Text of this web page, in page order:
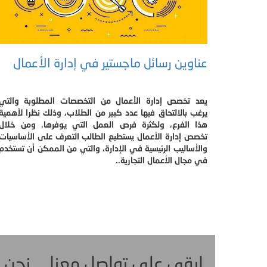
عناوين رسائل ماجستير في إدارة الأعمال
يعد تخصص إدارة الأعمال من التخصصات المطلوبة
يرغب بالالتحاق فيها عدد كبير من الطلاب، وذلك نظرا
هذا الفرع، ولكثرة فرص العمل التي يوفرها. ومن
تخصص إدارة الأعمال يستطيع الطالب التعرف على
والأساليب الرئيسية في الإدارة، والتي من الممكن أن تستخدم
في مجال الأعمال التجارية..
ابقى على تواصل معنا ...